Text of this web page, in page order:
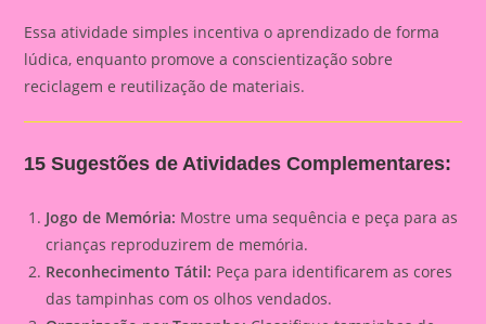
Essa atividade simples incentiva o aprendizado de forma
lúdica, enquanto promove a conscientização sobre
reciclagem e reutilização de materiais.
15 Sugestões de Atividades Complementares:
Jogo de Memória: Mostre uma sequência e peça para as
crianças reproduzirem de memória.
Reconhecimento Tátil: Peça para identificarem as cores
das tampinhas com os olhos vendados.